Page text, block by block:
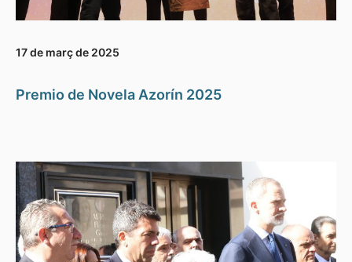
17 de març de 2025
Premio de Novela Azorín 2025